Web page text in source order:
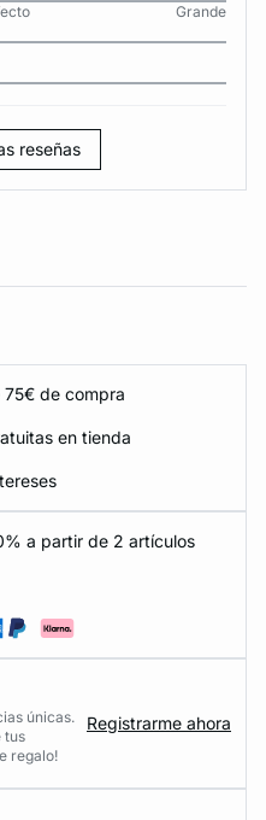
Grande
reseñas
de compra
en tienda
a partir de 2 artículos
únicas.
tus
regalo!
Registrarme ahora